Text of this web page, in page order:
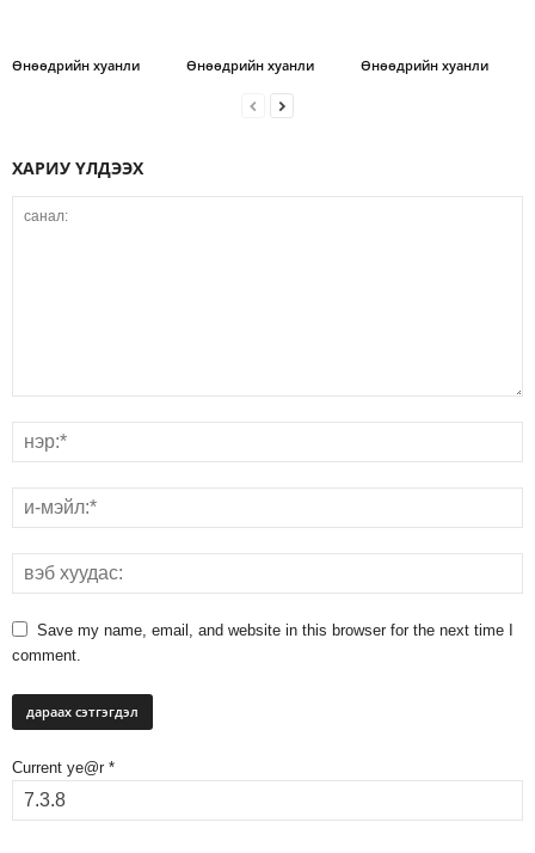
Өнөөдрийн хуанли Өнөөдрийн хуанли Өнөөдрийн хуанли
ХАРИУ ҮЛДЭЭХ
Save my name, email, and website in this browser for the next time I
comment.
Current ye@r *